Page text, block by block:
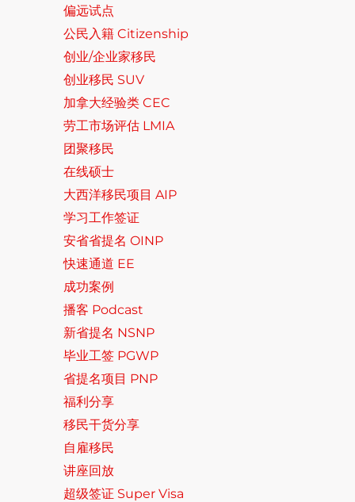
偏远试点
公民入籍 Citizenship
创业/企业家移民
创业移民 SUV
加拿大经验类 CEC
劳工市场评估 LMIA
团聚移民
在线硕士
大西洋移民项目 AIP
学习工作签证
安省省提名 OINP
快速通道 EE
成功案例
播客 Podcast
新省提名 NSNP
毕业工签 PGWP
省提名项目 PNP
福利分享
移民干货分享
自雇移民
讲座回放
超级签证 Super Visa